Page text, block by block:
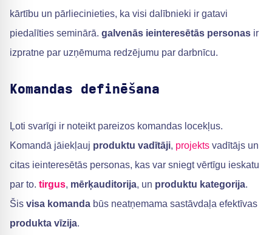
kārtību un pārliecinieties, ka visi dalībnieki ir gatavi
piedalīties seminārā. galvenās ieinteresētās personas ir
izpratne par uzņēmuma redzējumu par darbnīcu.
Komandas definēšana
Ļoti svarīgi ir noteikt pareizos komandas locekļus.
Komandā jāiekļauj produktu vadītāji, projekts vadītājs un
citas ieinteresētās personas, kas var sniegt vērtīgu ieskatu
par to. tirgus, mērķauditorija, un produktu kategorija.
Šis visa komanda būs neatņemama sastāvdaļa efektīvas
produkta vīzija.